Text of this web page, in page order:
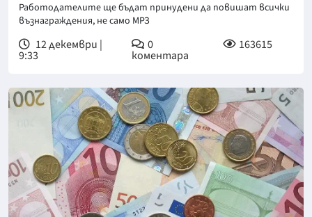
Работодателите ще бъдат принудени да повишат всички
възнаграждения, не само МРЗ
12 декември |
9:33
0
коментара
163615